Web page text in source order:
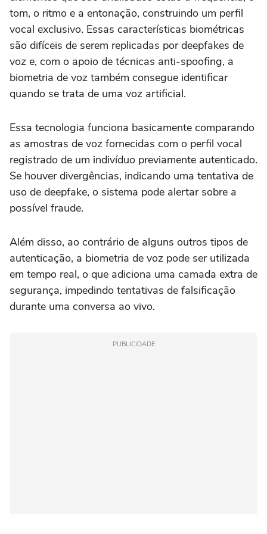
tom, o ritmo e a entonação, construindo um perfil
vocal exclusivo. Essas características biométricas
são difíceis de serem replicadas por deepfakes de
voz e, com o apoio de técnicas anti-spoofing, a
biometria de voz também consegue identificar
quando se trata de uma voz artificial.
Essa tecnologia funciona basicamente comparando
as amostras de voz fornecidas com o perfil vocal
registrado de um indivíduo previamente autenticado.
Se houver divergências, indicando uma tentativa de
uso de deepfake, o sistema pode alertar sobre a
possível fraude.
Além disso, ao contrário de alguns outros tipos de
autenticação, a biometria de voz pode ser utilizada
em tempo real, o que adiciona uma camada extra de
segurança, impedindo tentativas de falsificação
durante uma conversa ao vivo.
PUBLICIDADE